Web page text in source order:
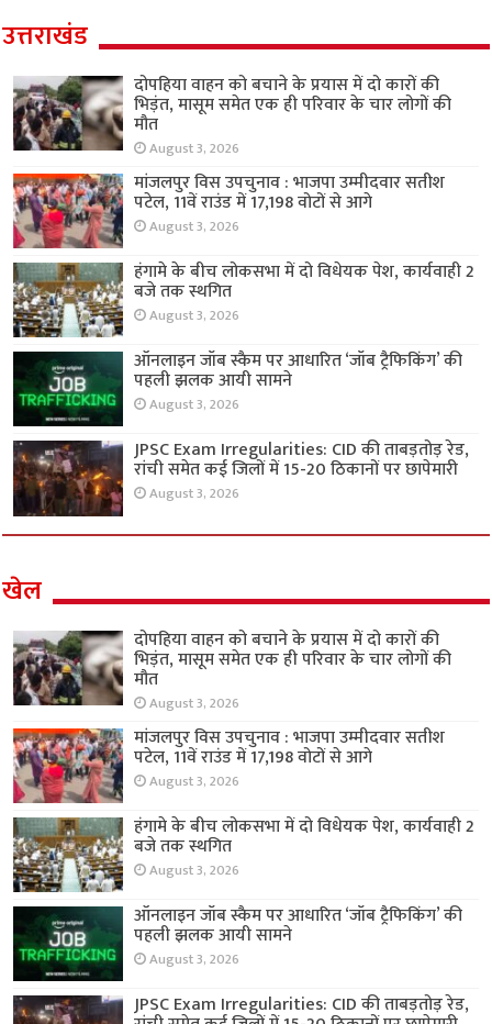
उत्तराखंड
दोपहिया वाहन को बचाने के प्रयास में दो कारों की
भिड़ंत, मासूम समेत एक ही परिवार के चार लोगों की
मौत
August 3, 2026
मांजलपुर विस उपचुनाव : भाजपा उम्मीदवार सतीश
पटेल, 11वें राउंड में 17,198 वोटों से आगे
August 3, 2026
हंगामे के बीच लोकसभा में दो विधेयक पेश, कार्यवाही 2
बजे तक स्थगित
August 3, 2026
ऑनलाइन जॉब स्कैम पर आधारित ‘जॉब ट्रैफिकिंग’ की
पहली झलक आयी सामने
August 3, 2026
JPSC Exam Irregularities: CID की ताबड़तोड़ रेड,
रांची समेत कई जिलों में 15-20 ठिकानों पर छापेमारी
August 3, 2026
खेल
दोपहिया वाहन को बचाने के प्रयास में दो कारों की
भिड़ंत, मासूम समेत एक ही परिवार के चार लोगों की
मौत
August 3, 2026
मांजलपुर विस उपचुनाव : भाजपा उम्मीदवार सतीश
पटेल, 11वें राउंड में 17,198 वोटों से आगे
August 3, 2026
हंगामे के बीच लोकसभा में दो विधेयक पेश, कार्यवाही 2
बजे तक स्थगित
August 3, 2026
ऑनलाइन जॉब स्कैम पर आधारित ‘जॉब ट्रैफिकिंग’ की
पहली झलक आयी सामने
August 3, 2026
JPSC Exam Irregularities: CID की ताबड़तोड़ रेड,